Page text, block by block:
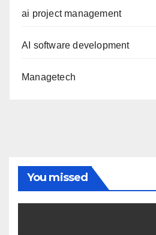
ai project management
AI software development
Managetech
You missed